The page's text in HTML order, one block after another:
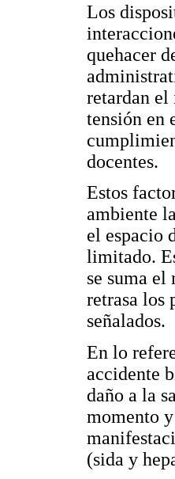
Los
quehacer
retardan el
tensión en
docentes.
Estos
ambiente
el espacio
limitado.
se suma
retrasa los
señalados.
En lo
accidente
daño a la
momento
(sida y